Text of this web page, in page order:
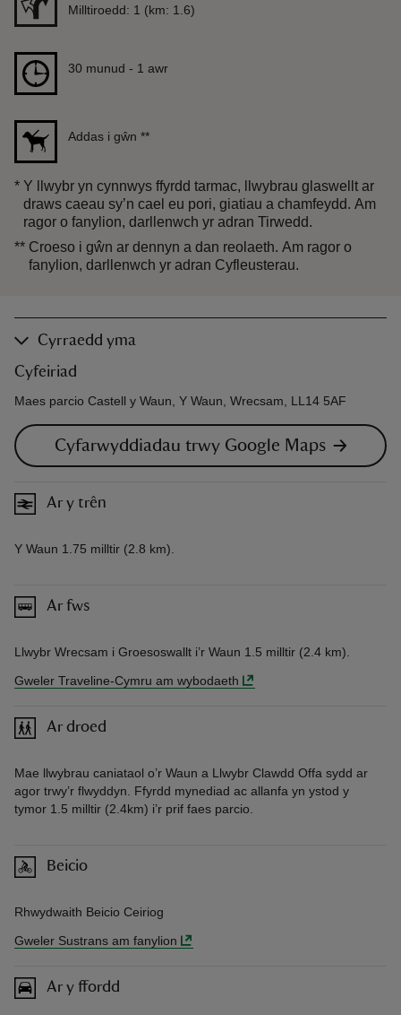
Pellter
Milltiroedd: 1 (km: 1.6)
Hyd30 munud to 1 awr
30 munud - 1 awr
Addas i gŵn **
* Y llwybr yn cynnwys ffyrdd tarmac, llwybrau glaswellt ar
draws caeau sy’n cael eu pori, giatiau a chamfeydd. Am
ragor o fanylion, darllenwch yr adran Tirwedd.
** Croeso i gŵn ar dennyn a dan reolaeth. Am ragor o
fanylion, darllenwch yr adran Cyfleusterau.
Cyrraedd yma
Cyfeiriad
Maes parcio Castell y Waun, Y Waun, Wrecsam, LL14 5AF
Cyfarwyddiadau trwy Google Maps
Ar y trên
Y Waun 1.75 milltir (2.8 km).
Ar fws
Llwybr Wrecsam i Groesoswallt i’r Waun 1.5 milltir (2.4 km).
Gweler Traveline-Cymru am wybodaeth
Ar droed
Mae llwybrau caniataol o’r Waun a Llwybr Clawdd Offa sydd ar
agor trwy’r flwyddyn. Ffyrdd mynediad ac allanfa yn ystod y
tymor 1.5 milltir (2.4km) i’r prif faes parcio.
Beicio
Rhwydwaith Beicio Ceiriog
Gweler Sustrans am fanylion
Ar y ffordd